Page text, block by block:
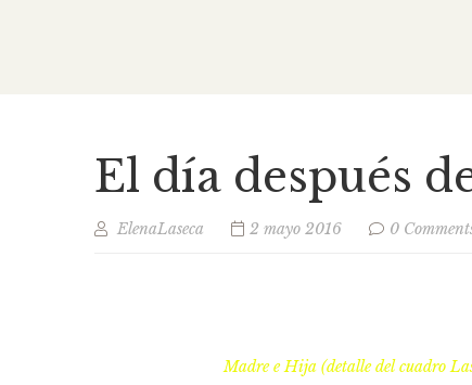
El día después
ElenaLaseca 2 mayo 2016 0
Madre e Hija (detalle del cuadro